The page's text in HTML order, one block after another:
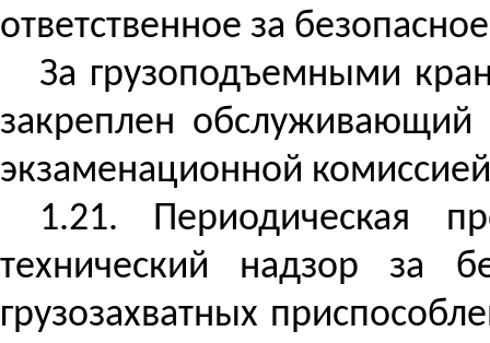
ответственное за
За грузоподъемными
закреплен
экзаменационной
1.21. Периодическая
технический надзор за
грузозахватных